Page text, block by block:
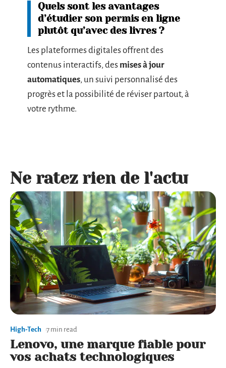
Quels sont les avantages
d’étudier son permis en ligne
plutôt qu’avec des livres ?
Les plateformes digitales offrent des
contenus interactifs, des mises à jour
automatiques, un suivi personnalisé des
progrès et la possibilité de réviser partout, à
votre rythme.
Ne ratez rien de l'actu
High-Tech 7 min read
Lenovo, une marque fiable pour
vos achats technologiques